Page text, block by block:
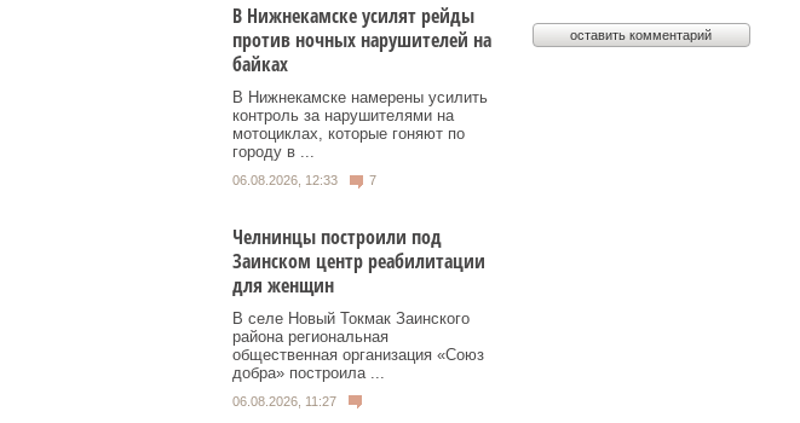
В Нижнекамске усилят рейды
против ночных нарушителей на
байках
В Нижнекамске намерены усилить
контроль за нарушителями на
мотоциклах, которые гоняют по
городу в ...
06.08.2026, 12:33 7
Челнинцы построили под
Заинском центр реабилитации
для женщин
В селе Новый Токмак Заинского
района региональная
общественная организация «Союз
добра» построила ...
06.08.2026, 11:27